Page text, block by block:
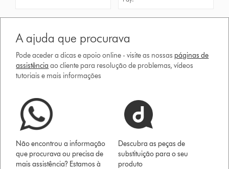
A ajuda que procurava
Pode aceder a dicas e apoio online - visite as nossas páginas de
assistência ao cliente para resolução de problemas, vídeos
tutoriais e mais informações
Não encontrou a informação
que procurava ou precisa de
mais assistência? Estamos à
Descubra as peças de
substituição para o seu
produto